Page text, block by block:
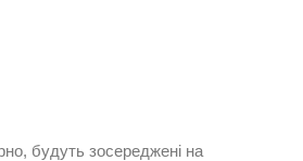
будуть зосереджені на